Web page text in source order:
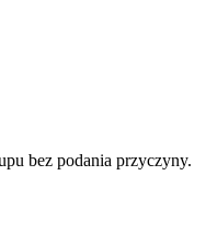
bez podania przyczyny.